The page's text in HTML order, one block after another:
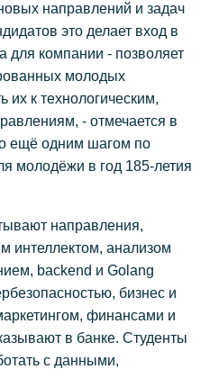
направлений и задач
это делает вход в
для компании - позволяет
молодых
их к технологическим,
- отмечается в
ещё одним шагом по
молодёжи в год 185-летия
направления,
интеллектом, анализом
backend и Golang
бизнес и
финансами и
в банке. Студенты
с данными,